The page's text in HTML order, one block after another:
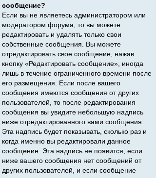
сообщение?
Если вы не являетесь администратором или
модератором форума, то вы можете
редактировать и удалять только свои
собственные сообщения. Вы можете
отредактировать свое сообщение, нажав
кнопку «Редактировать сообщение», иногда
лишь в течение ограниченного времени после
его размещения. Если после вашего
сообщения имеются сообщения от других
пользователей, то после редактирования
сообщения вы увидите небольшую надпись
ниже отредактированного вами сообщения.
Эта надпись будет показывать, сколько раз и
когда именно вы редактировали данное
сообщение. Эта надпись не появится, если
ниже вашего сообщения нет сообщений от
других пользователей, и если сообщение